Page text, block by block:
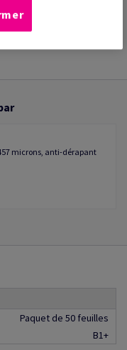
TECHNIQUES
microns, anti-dérapant
Paquet de 50 feuilles
B1+